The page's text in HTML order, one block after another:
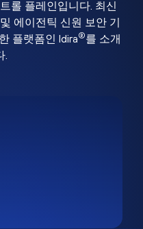
롤 플레인입니다. 최신
에이전틱 신원 보안 기
플랫폼인 Idira®를 소개
.